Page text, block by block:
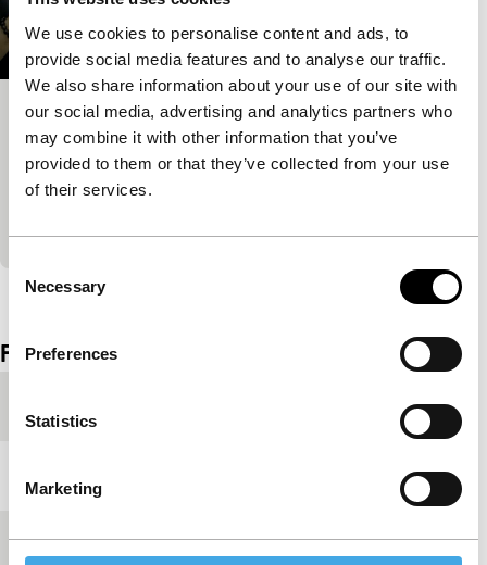
We use cookies to personalise content and ads, to
provide social media features and to analyse our traffic.
We also share information about your use of our site with
our social media, advertising and analytics partners who
may combine it with other information that you’ve
provided to them or that they’ve collected from your use
of their services.
Selection
Necessary
Preferences
Statistics
Marketing
Na escama do dragão
Spectrum Shorts
Veel piraten en zwembaden tijdens het bezoek van
een journalist en een cameraman aan Macao, dat
Bekijk het hele programma
Film details
Festivaleditie IFFR 2013